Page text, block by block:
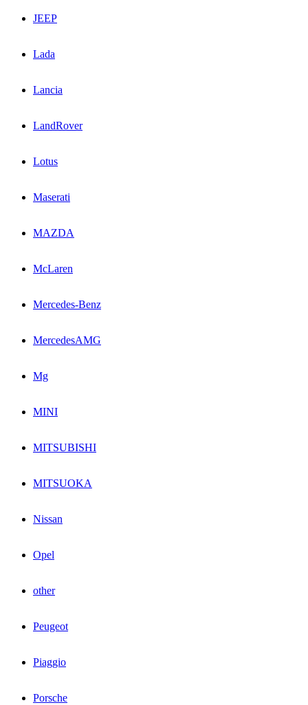
JEEP
Lada
Lancia
LandRover
Lotus
Maserati
MAZDA
McLaren
Mercedes-Benz
MercedesAMG
Mg
MINI
MITSUBISHI
MITSUOKA
Nissan
Opel
other
Peugeot
Piaggio
Porsche